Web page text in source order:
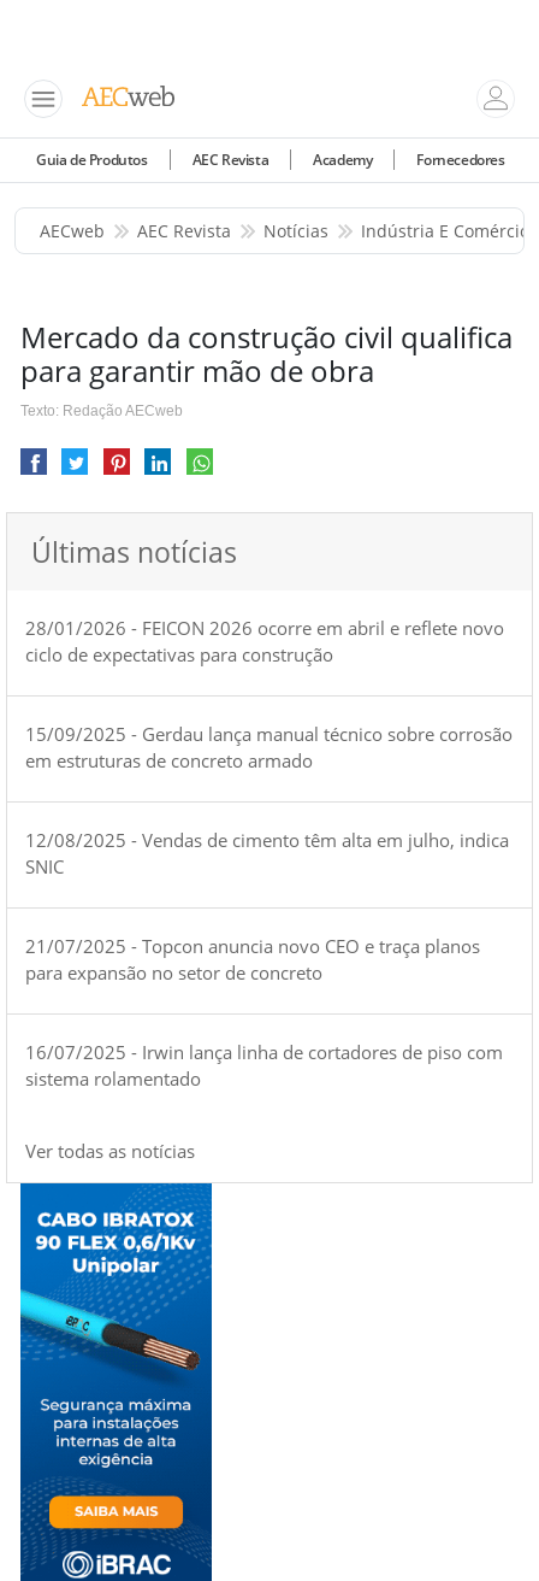
Guia de Produtos AEC Revista Academy Fornecedores
AECweb AEC Revista Notícias Indústria E Comércio
Mercado da construção civil qualifica
para garantir mão de obra
Texto: Redação AECweb
Últimas notícias
28/01/2026 - FEICON 2026 ocorre em abril e reflete novo
ciclo de expectativas para construção
15/09/2025 - Gerdau lança manual técnico sobre corrosão
em estruturas de concreto armado
12/08/2025 - Vendas de cimento têm alta em julho, indica
SNIC
21/07/2025 - Topcon anuncia novo CEO e traça planos
para expansão no setor de concreto
16/07/2025 - Irwin lança linha de cortadores de piso com
sistema rolamentado
Ver todas as notícias